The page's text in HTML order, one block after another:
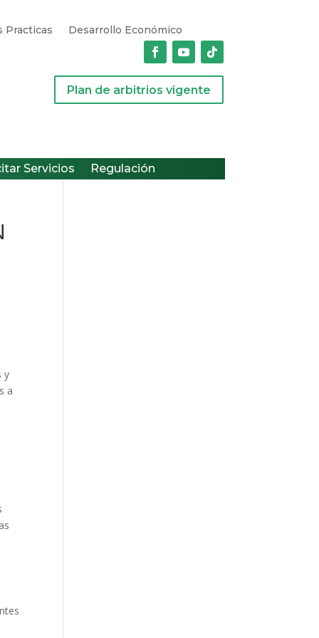
Practicas
Desarrollo Económico
Plan de arbitrios vigente
Servicios Regulación
y
a